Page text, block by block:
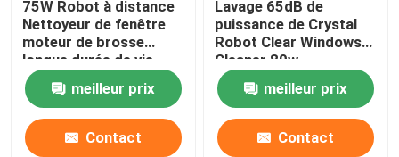
75W Robot à distance
Nettoyeur de fenêtre
moteur de brosse
longue durée de vie
meilleur prix
Contact
Lavage 65dB de
puissance de Crystal
Robot Clear Windows
Cleaner 80w
meilleur prix
Contact